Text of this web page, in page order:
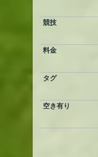
競技
料金
タグ
空き有り